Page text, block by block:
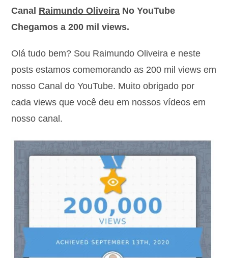
Canal Raimundo Oliveira No YouTube
Chegamos a 200 mil views.
Olá tudo bem? Sou Raimundo Oliveira e neste
posts estamos comemorando as 200 mil views em
nosso Canal do YouTube. Muito obrigado por
cada views que você deu em nossos vídeos em
nosso canal.